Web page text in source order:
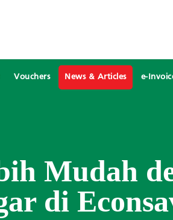
Vouchers News & Articles e-
Mudah
di